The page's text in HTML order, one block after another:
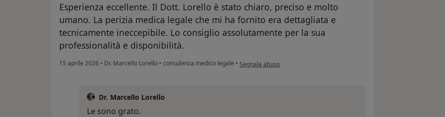
Esperienza eccellente. Il Dott. Lorello è stato chiaro, preciso e molto
umano. La perizia medica legale che mi ha fornito era dettagliata e
tecnicamente ineccepibile. Lo consiglio assolutamente per la sua
professionalità e disponibilità.
15 aprile 2026 • Dr. Marcello Lorello • consulenza medico legale • secondo l'opinione dell'utente Corrado
Segnala abuso
Dr. Marcello Lorello
Le sono grato.